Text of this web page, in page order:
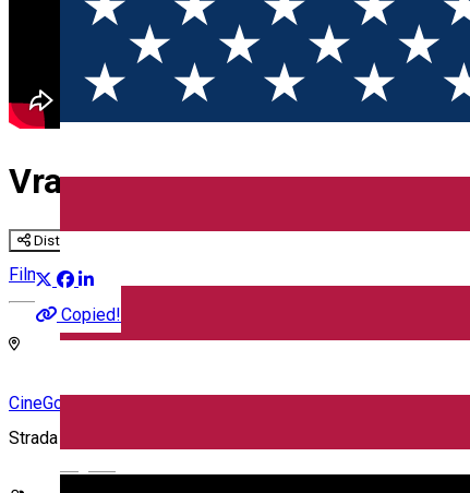
Vrajitorul din Kremlin
Distribuie
Copied!
Film
CineGold
Strada Lector, Sibiu, România